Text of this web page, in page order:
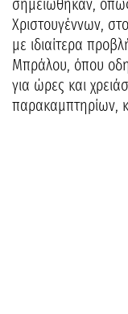
σημειώθηκαν,
Χριστουγέννων,
με ιδιαίτερα
Μπράλου, όπου
για ώρες και
παρακαμπτηρίων,